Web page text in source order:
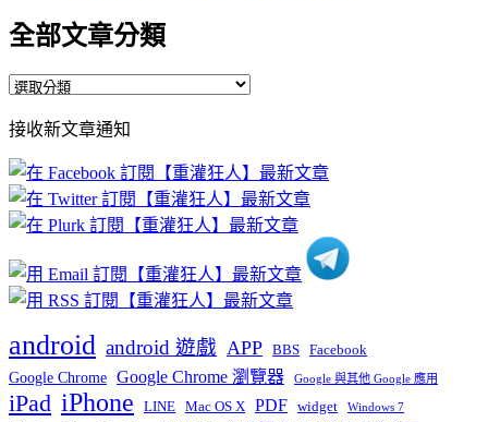
全部文章分類
全
文
章
分
類
接收新文章通知
android android 遊戲 APP BBS Facebook
Google Chrome Google Chrome 瀏覽器 Google 與其他 Google 應用
iPad iPhone LINE Mac OS X PDF widget Windows 7